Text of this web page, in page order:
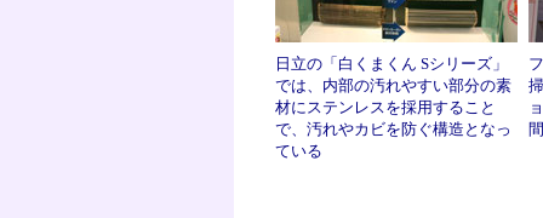
日立の「白くまくん Sシリーズ」
では、内部の汚れやすい部分の素
材にステンレスを採用すること
で、汚れやカビを防ぐ構造となっ
ている